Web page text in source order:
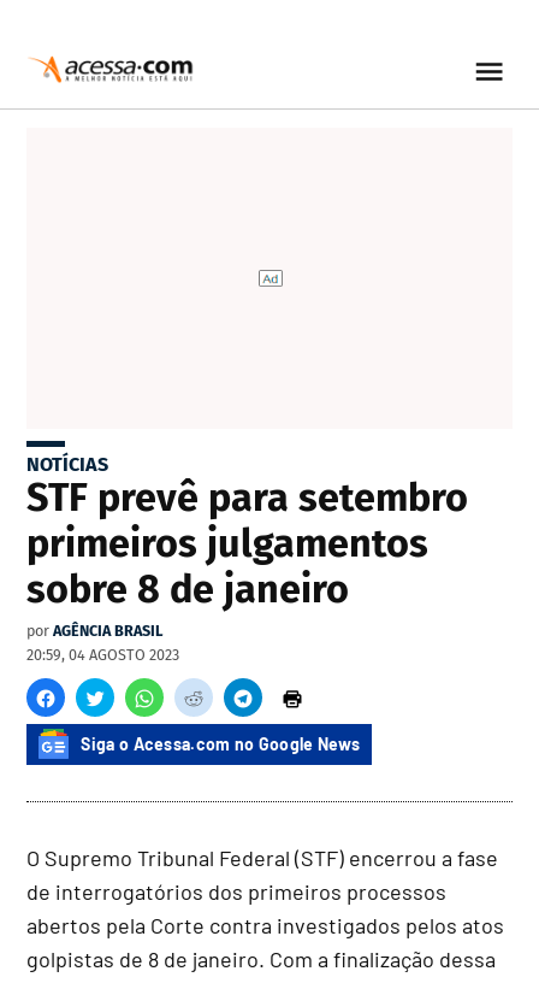
NOTÍCIAS
STF prevê para setembro
primeiros julgamentos
sobre 8 de janeiro
por AGÊNCIA BRASIL
20:59, 04 AGOSTO 2023
Siga o Acessa.com no Google News
O Supremo Tribunal Federal (STF) encerrou a fase
de interrogatórios dos primeiros processos
abertos pela Corte contra investigados pelos atos
golpistas de 8 de janeiro. Com a finalização dessa